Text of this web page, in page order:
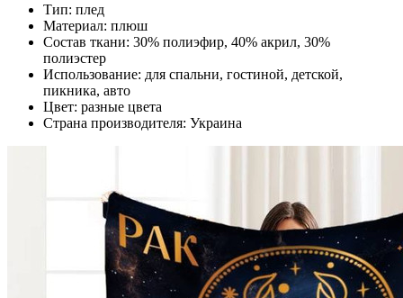
Тип: плед
Материал: плюш
Состав ткани: 30% полиэфир, 40% акрил, 30%
полиэстер
Использование: для спальни, гостиной, детской,
пикника, авто
Цвет: разные цвета
Страна производителя: Украина